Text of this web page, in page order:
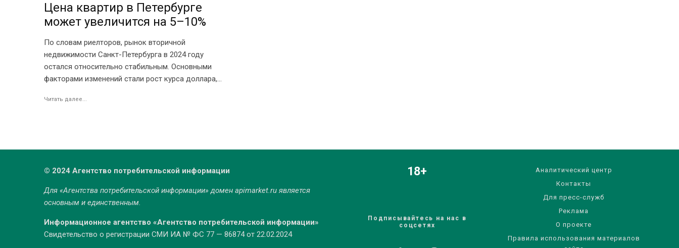
Цена квартир в Петербурге
может увеличится на 5–10%
По словам риелторов, рынок вторичной
недвижимости Санкт-Петербурга в 2024 году
остался относительно стабильным. Основными
факторами изменений стали рост курса доллара,...
Читать далее...
© 2024 Агентство потребительской информации
Для «Агентства потребительской информации» домен apimarket.ruявляется
основным и единственным.
Информационное агентство «Агентство потребительской информации»
Свидетельство о регистрации СМИ ИА № ФС 77 — 86874 от 22.02.2024
18+
Подписывайтесь на нас в
соцсетях
Аналитический центр
Контакты
Для пресс-служб
Реклама
О проекте
Правила использования материалов